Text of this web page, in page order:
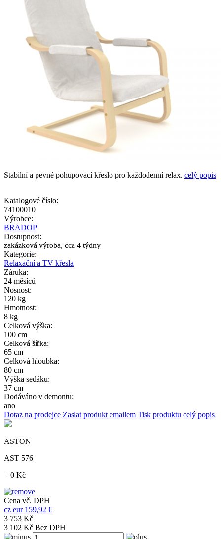
Stabilní a pevné pohupovací křeslo pro každodenní relax. celý popis
Katalogové číslo:
74100010
Výrobce:
BRADOP
Dostupnost:
zakázková výroba, cca 4 týdny
Kategorie:
Relaxační a TV křesla
Záruka:
24 měsíců
Nosnost:
120 kg
Hmotnost:
8 kg
Celková výška:
100 cm
Celková šířka:
65 cm
Celková hloubka:
80 cm
Výška sedáku:
37 cm
Dodáváno v demontu:
ano
Dotaz na prodejce Zaslat produkt emailem Tisk produktu celý popis
ASTON
AST 576
+ 0 Kč
Cena vč. DPH
cz eur 159,92 €
3 753 Kč
3 102 Kč Bez DPH